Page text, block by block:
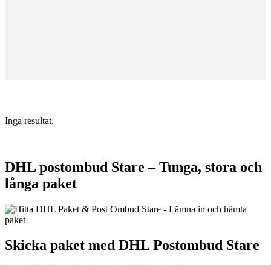
Inga resultat.
DHL postombud Stare – Tunga, stora och
långa paket
Skicka paket med DHL Postombud Stare